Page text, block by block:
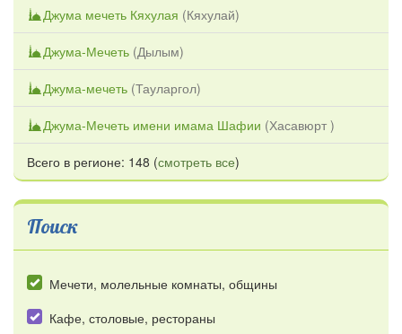
Джума мечеть Кяхулая (Кяхулай)
Джума-Мечеть (Дылым)
Джума-мечеть (Тауларгол)
Джума-Мечеть имени имама Шафии (Хасавюрт )
Всего в регионе: 148 (смотреть все)
Поиск
Мечети, молельные комнаты, общины
Кафе, столовые, рестораны